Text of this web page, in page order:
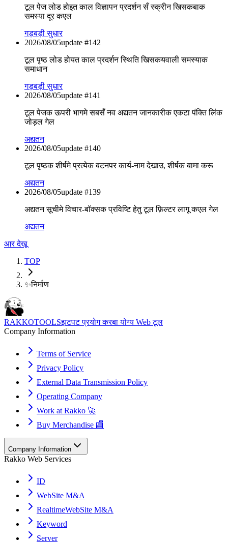
टूल पेज लोड होइत काल विज्ञापन प्रदर्शन सँ स्क्रीन खिसकबाक
समस्या दूर कएल
गड़बड़ी सुधार
2026/08/05update #142
टूल पृष्ठ लोड होयत काल प्रदर्शन स्थिति खिसकयवाली समस्याक
समाधान
गड़बड़ी सुधार
2026/08/05update #141
टूल पेजक ऊपरी भागमे सबसँ नव अद्यतन जानकारीक एकटा पंक्ति लिंक
जोड़ल गेल
अद्यतन
2026/08/05update #140
टूल पृष्ठक शीर्षमे प्रत्येक बटनपर कार्य-नाम देखाउ, शीर्षक बामा करू
अद्यतन
2026/08/05update #139
अद्यतन सूचीमे विचार-बॉक्सक प्रविष्टि हेतु टूल फ़िल्टर लागू कएल गेल
अद्यतन
आर देखू
TOP
✨निर्माण
RAKKOTOOLSझटपट प्रयोग करबा योग्य Web टूल
Company Information
Terms of Service
Privacy Policy
External Data Transmission Policy
Operating Company
Work at Rakko 🚀
Buy Merchandise 🏬
Company Information
Rakko Web Services
ID
WebSite M&A
RealtimeWebSite M&A
Keyword
Server